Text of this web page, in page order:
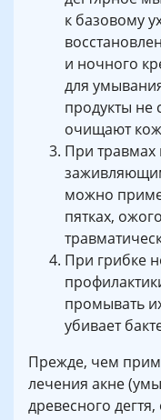
к базовому
и ночного
для
продукты не
очищают
При травмах
можно
пятках,
При грибке
промывать
убивает
Прежде, чем
лечения акне
древесного